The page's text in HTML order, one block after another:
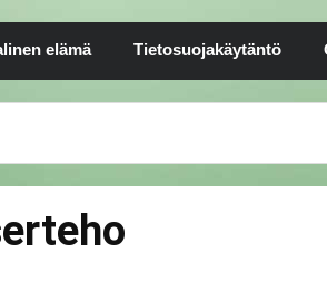
elämä Tietosuojakäytäntö